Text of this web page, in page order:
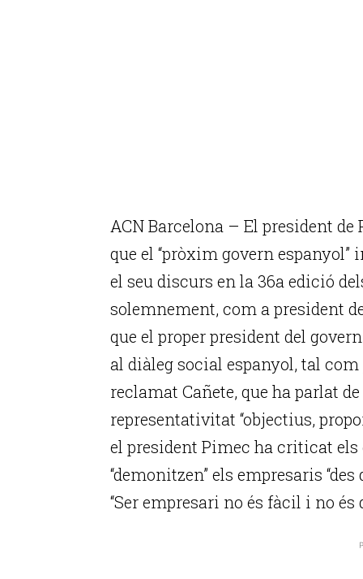
ACN Barcelona – El president
que el “pròxim govern
el seu discurs en la 36a edició
solemnement, com a president
que el proper president del
al diàleg social espanyol, tal com
reclamat Cañete, que ha parlat
representativitat “objectius,
el president Pimec ha criticat els
“demonitzen” els empresaris
“Ser empresari no és fàcil i no és